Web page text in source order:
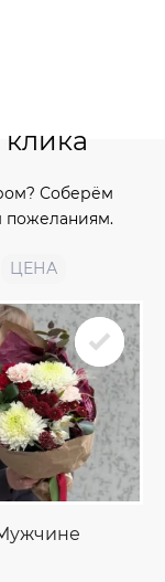
Соберём
пожеланиям.
ЦЕНА